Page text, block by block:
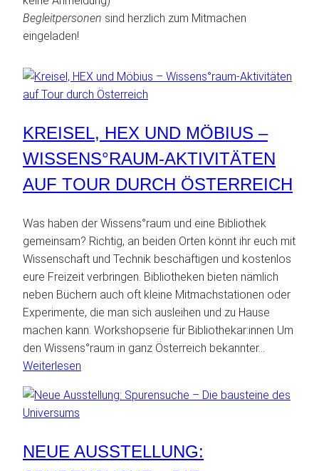
Begleitpersonen sind herzlich zum Mitmachen
eingeladen!
KREISEL, HEX UND MÖBIUS –
WISSENS°RAUM-AKTIVITÄTEN
AUF TOUR DURCH ÖSTERREICH
Was haben der Wissens°raum und eine Bibliothek
gemeinsam? Richtig, an beiden Orten könnt ihr euch mit
Wissenschaft und Technik beschäftigen und kostenlos
eure Freizeit verbringen. Bibliotheken bieten nämlich
neben Büchern auch oft kleine Mitmachstationen oder
Experimente, die man sich ausleihen und zu Hause
machen kann. Workshopserie für Bibliothekar:innen Um
den Wissens°raum in ganz Österreich bekannter…
Weiterlesen
HEX
–
NEUE AUSSTELLUNG: